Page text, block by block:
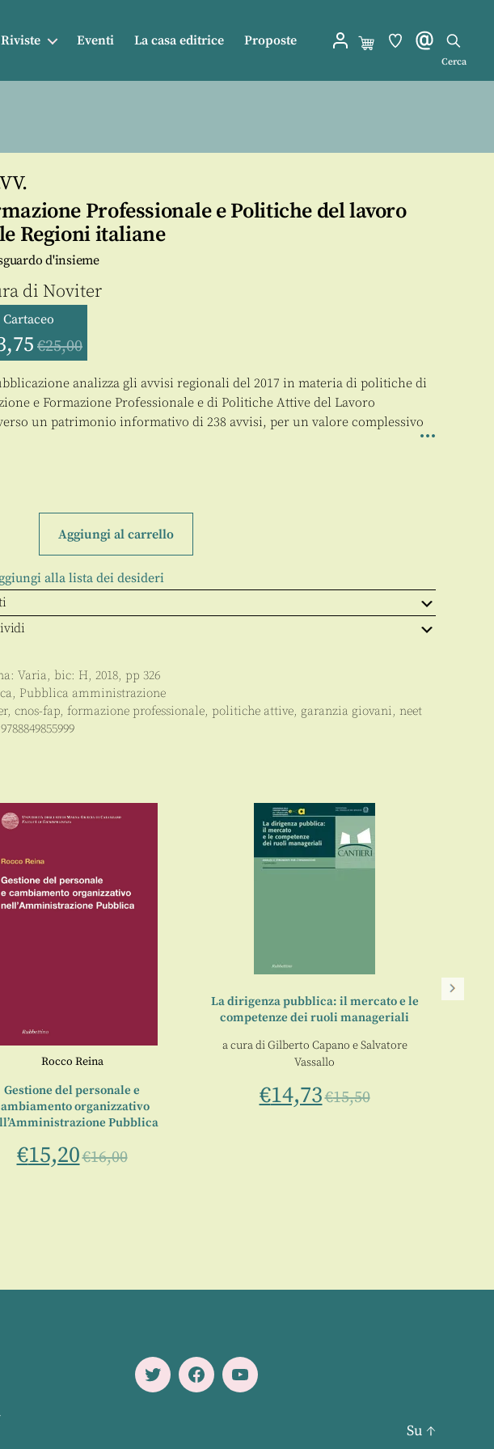
Riviste Eventi La casa editrice Proposte
Cerca
Professionale e Politiche del lavoro
Regioni italiane
d'insieme
di Noviter
Cartaceo
€25,00
analizza gli avvisi regionali del 2017 in materia di politiche di
e Formazione Professionale e di Politiche Attive del Lavoro
un patrimonio informativo di 238 avvisi, per un valore complessivo
Aggiungi al carrello
alla lista dei desideri
Varia, bic: H, 2018, pp 326
, Pubblica amministrazione
cnos-fap, formazione professionale, politiche attive, garanzia giovani, neet
9788849855999
Rocco Reina
Gestione del personale e
organizzativo
Pubblica
€15,20€16,00
La dirigenza pubblica: il mercato e le
competenze dei ruoli manageriali
a cura diGilberto Capano eSalvatore
Vassallo
€14,73€15,50
TwitterFacebookYoutube
Su ↑